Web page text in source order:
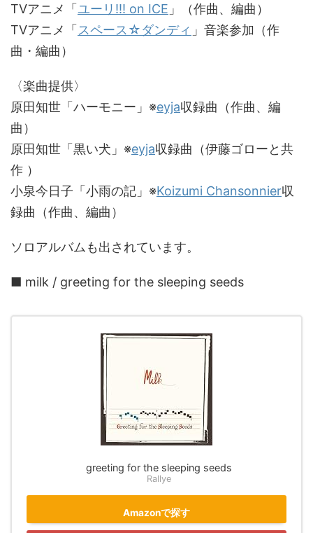
TVアニメ「 ユーリ!!! on ICE 」（作曲、編曲）
TVアニメ「 スペース☆ダンディ 」音楽参加（作
曲・編曲）
〈楽曲提供〉
原田知世「ハーモニー」※eyja収録曲（作曲、編
曲）
原田知世「黒い犬」※eyja収録曲（伊藤ゴローと共
作 ）
小泉今日子「小雨の記」※Koizumi Chansonnier収
録曲（作曲、編曲）
ソロアルバムも出されています。
■ milk / greeting for the sleeping seeds
greeting for the sleeping seeds
Rallye
Amazonで探す